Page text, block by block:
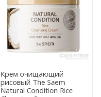
Крем очищающий
рисовый The Saem
Natural Condition Rice